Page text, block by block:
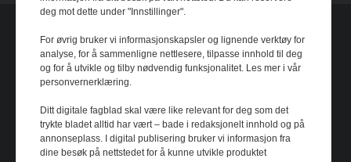
deg mot dette under "Innstillinger".
For øvrig bruker vi informasjonskapsler og lignende verktøy for
analyse, for å sammenligne nettlesere, tilpasse innhold til deg
og for å utvikle og tilby nødvendig funksjonalitet. Les mer i vår
personvernerklæring.
Ditt digitale fagblad skal være like relevant for deg som det
trykte bladet alltid har vært – bade i redaksjonelt innhold og på
annonseplass. I digital publisering bruker vi informasjon fra
dine besøk på nettstedet for å kunne utvikle produktet